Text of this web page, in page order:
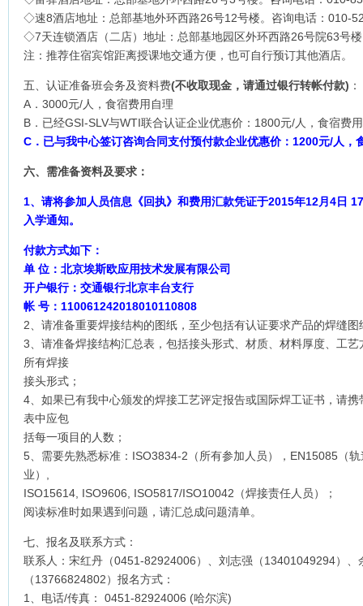
◇速8酒店地址：总部基地外环西路26号12号楼。咨询电话：010-
◇7天连锁酒店（二店）地址：总部基地园区外环西路26号院63号
注：推荐住宿宾馆距离授课地交通方便，也可自行预订其他酒店。
五、认证准备班会务及资料费(不收取现金，请通过银行转帐付款) ：
A．3000元/人，食宿费用自理
B．已经GSI-SLV与WTI联合认证企业优惠价：1800元/人，食宿费
C ．已与我中心签订咨询合同支付预付款企业优惠价：1200元/人，
六、需准备资料及要求：
1、请将参加人员信息《回执》和费用汇款凭证于2015年12月4日
入学通知。
付款方式如下：
单 位：北京埃斯欧应用技术发展有限公司
开户银行：交通银行北京丰台支行
帐 号：110061242018010110808
2、请准备重要焊接结构的图纸，至少包括有认证要求产品的焊缝图
3、请准备焊接结构汇总表，包括接头形式、材质、材料厚度、工
所有焊接
接头形式；
4、如果已有我中心颁发的焊接工艺评定报告或国际焊工证书，请
表中应包
括每一项目的人数；
5、需要先熟悉标准：ISO3834-2（所有参加人员），EN15085（
业）,
ISO15614, ISO9606, ISO5817/ISO10042（焊接责任人员）；
阅读标准时如果遇到问题，请汇总成问题清单。
七、报名及联系方式：
联系人：宋红丹（0451-82924006）、刘志强（13401049294）
（13766824802）报名方式：
1、电话/传真： 0451-82924006 (哈尔滨)